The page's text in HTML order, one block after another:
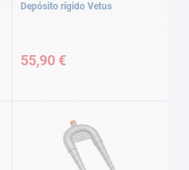
Depósito rígido Vetus
55,90 €